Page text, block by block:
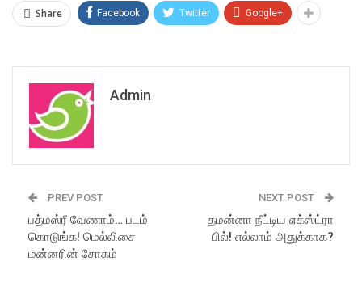
Share Facebook Twitter Google+
Admin
PREV POST
பத்மஸ்ரீ வேணாம்… படம்
கொடுங்க! மெல்லிசை
மன்னரின் சோகம்
NEXT POST
தமன்னா நீட்டிய எக்ஸ்ட்ரா
பில்! எல்லாம் அதுக்காக?